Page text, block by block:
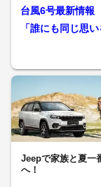
ードマップの盲
台風6号最新情
「誰にも同じ思
Jeepで家族と夏一
へ！